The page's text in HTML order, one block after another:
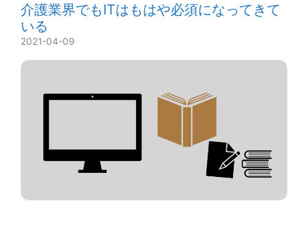
介護業界でもITはもはや必須になってきて
いる
2021-04-09